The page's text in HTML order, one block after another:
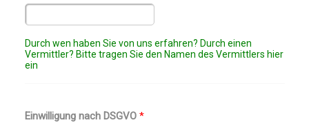
Durch wen haben Sie von uns erfahren? Durch einen
Vermittler? Bitte tragen Sie den Namen des Vermittlers hier
ein
Einwilligung nach DSGVO *